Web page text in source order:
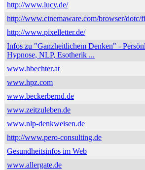
http://www.lucy.de/
http://www.cinemaware.com/browser/dotc/
http://www.pixelletter.de/
Infos zu "Ganzheitlichem Denken" -
Hypnose, NLP, Esotherik ...
www.hbechter.at
www.hpz.com
www.beckerbernd.de
www.zeitzuleben.de
www.nlp-denkweisen.de
http://www.pero-consulting.de
Gesundheitsinfos im Web
www.allergate.de